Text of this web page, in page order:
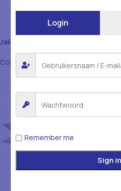
Jalapeno’s Peper’s Avila
2750Ml
Conserven & Bewerkt
Login
Remember me
Sign in